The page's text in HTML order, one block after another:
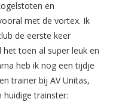
en
met de vortex. Ik
de eerste keer
toen al super leuk en
heb ik nog een tijdje
trainer bij AV Unitas,
trainster: